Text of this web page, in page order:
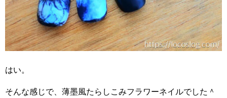
はい。
そんな感じで、薄墨風たらしこみフラワーネイルでした＾